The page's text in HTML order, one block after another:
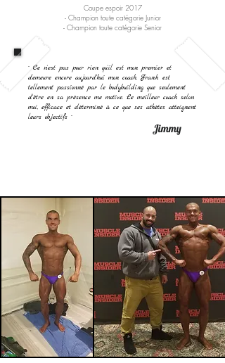
Coupe espoir 2017
- Champion toute catégorie Junior
- Champion toute catégorie Senior
¨ Ce n'est pas pour rien qu'il est mon premier et
demeure encore aujourd'hui mon coach. Frank est
tellement passionné par le bodybuilding que seulement
d'être en sa présence me motive. Le meilleur coach selon
moi, efficace et déterminé à ce que ses athètes atteignent
leurs objectifs ¨
Jimmy